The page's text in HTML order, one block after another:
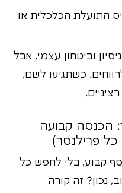
התועלת הכלכלית או
וביטחון עצמי, אבל
כשתגיעו לשם,
הכנסה קבועה
פרילנסר)
קבוע, בלי לחפש כל
נכון? זה קורה